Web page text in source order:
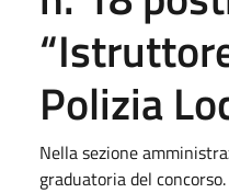
Polizia
Nella sezione
graduatoria del concorso.